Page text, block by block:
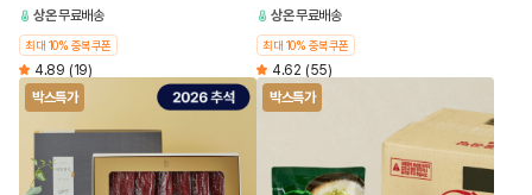
상온무료배송
최대 10% 중복쿠폰
4.89 (19)
상온무료배송
최대 10% 중복쿠폰
4.62 (55)
박스특가
박스특가